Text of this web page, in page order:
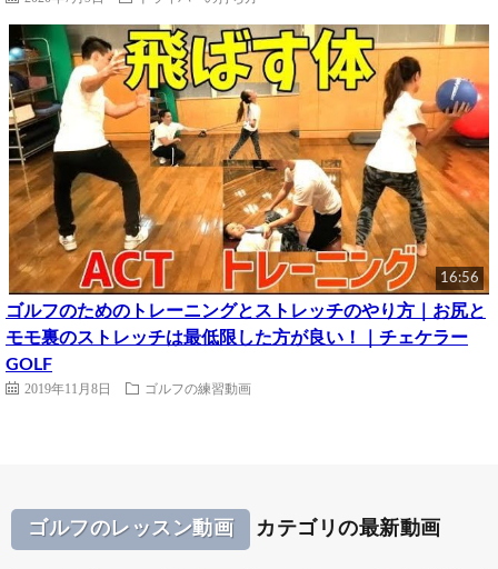
16:56
ゴルフのためのトレーニングとストレッチのやり方｜お尻と
モモ裏のストレッチは最低限した方が良い！｜チェケラー
GOLF
2019年11月8日 ゴルフの練習動画
ゴルフのレッスン動画 カテゴリの最新動画